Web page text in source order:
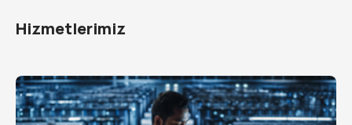
Hizmetlerimiz